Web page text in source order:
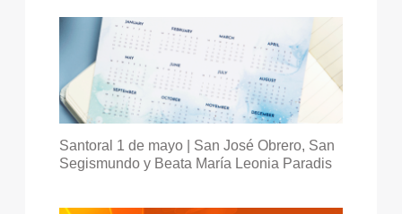
Santoral 1 de mayo | San José Obrero, San
Segismundo y Beata María Leonia Paradis